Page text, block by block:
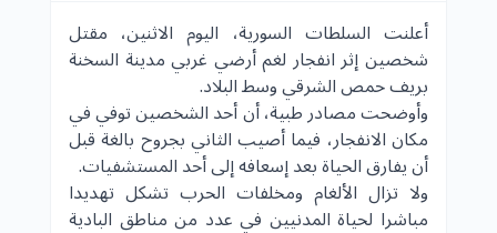
أعلنت السلطات السورية، اليوم الاثنين، مقتل
شخصين إثر انفجار لغم أرضي غربي مدينة السخنة
بريف حمص الشرقي وسط البلاد.
وأوضحت مصادر طبية، أن أحد الشخصين توفي في
مكان الانفجار، فيما أصيب الثاني بجروح بالغة قبل
أن يفارق الحياة بعد إسعافه إلى أحد المستشفيات.
ولا تزال الألغام ومخلفات الحرب تشكل تهديدا
مباشرا لحياة المدنيين في عدد من مناطق البادية